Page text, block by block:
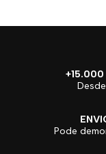
+15.000
Pode